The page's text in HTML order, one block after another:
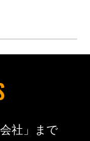
社」まで